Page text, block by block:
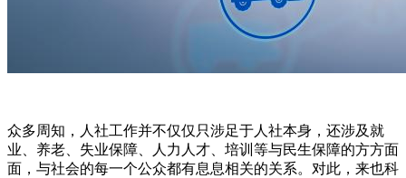
众多周知，人社工作并不仅仅只涉足于人社本身，还涉及就
业、养老、失业保障、人力人才、培训等与民生保障的方方面
面，与社会的每一个公众都有息息相关的关系。对此，来也科